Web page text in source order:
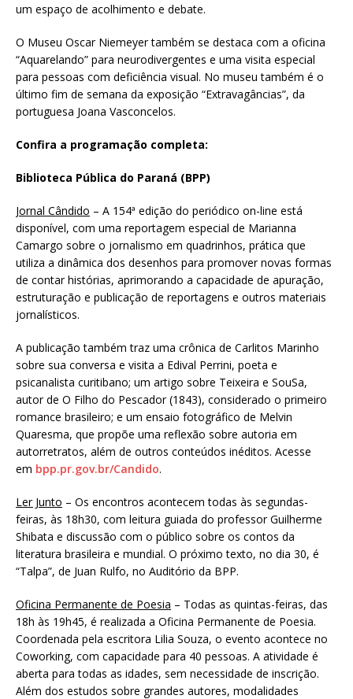
um espaço de acolhimento e debate.
O Museu Oscar Niemeyer também se destaca com a oficina
“Aquarelando” para neurodivergentes e uma visita especial
para pessoas com deficiência visual. No museu também é o
último fim de semana da exposição “Extravagâncias”, da
portuguesa Joana Vasconcelos.
Confira a programação completa:
Biblioteca Pública do Paraná (BPP)
Jornal Cândido – A 154ª edição do periódico on-line está
disponível, com uma reportagem especial de Marianna
Camargo sobre o jornalismo em quadrinhos, prática que
utiliza a dinâmica dos desenhos para promover novas formas
de contar histórias, aprimorando a capacidade de apuração,
estruturação e publicação de reportagens e outros materiais
jornalísticos.
A publicação também traz uma crônica de Carlitos Marinho
sobre sua conversa e visita a Edival Perrini, poeta e
psicanalista curitibano; um artigo sobre Teixeira e SouSa,
autor de O Filho do Pescador (1843), considerado o primeiro
romance brasileiro; e um ensaio fotográfico de Melvin
Quaresma, que propõe uma reflexão sobre autoria em
autorretratos, além de outros conteúdos inéditos. Acesse
em bpp.pr.gov.br/Candido.
Ler Junto – Os encontros acontecem todas às segundas-
feiras, às 18h30, com leitura guiada do professor Guilherme
Shibata e discussão com o público sobre os contos da
literatura brasileira e mundial. O próximo texto, no dia 30, é
“Talpa”, de Juan Rulfo, no Auditório da BPP.
Oficina Permanente de Poesia – Todas as quintas-feiras, das
18h às 19h45, é realizada a Oficina Permanente de Poesia.
Coordenada pela escritora Lilia Souza, o evento acontece no
Coworking, com capacidade para 40 pessoas. A atividade é
aberta para todas as idades, sem necessidade de inscrição.
Além dos estudos sobre grandes autores, modalidades